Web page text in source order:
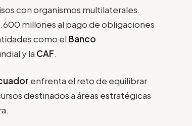
con organismos multilaterales.
millones al pago de obligaciones
como el Banco
y la CAF.
enfrenta el reto de equilibrar
destinados a áreas estratégicas